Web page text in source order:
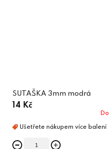
SUTAŠKA 3mm modrá
14 Kč